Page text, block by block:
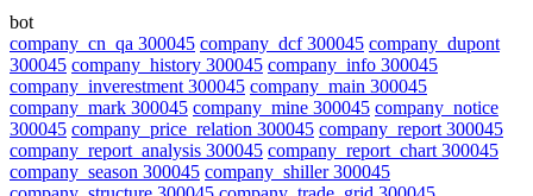
bot
company_cn_qa 300045 company_dcf 300045 company_dupont
300045 company_history 300045 company_info 300045
company_inverestment 300045 company_main 300045
company_mark 300045 company_mine 300045 company_notice
300045 company_price_relation 300045 company_report 300045
company_report_analysis 300045 company_report_chart 300045
company_season 300045 company_shiller 300045